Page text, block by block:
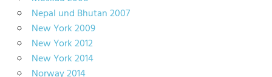
Nepal und Bhutan 2007
New York 2009
New York 2012
New York 2014